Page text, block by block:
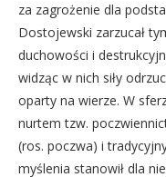
za zagrożenie dla
Dostojewski zarzucał
duchowości i
widząc w nich siły
oparty na wierze. W
nurtem tzw.
(ros. poczwa) i
myślenia stanowił dla